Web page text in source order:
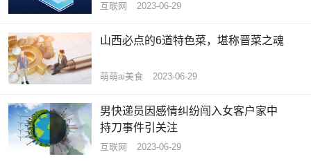
互联网 2023-06-29
山西必点的6道特色菜，堪称晋菜之魂
萌萌ai美食 2023-06-29
男快递员因感情纠纷闯入女客户家中
持刀事件引关注
互联网 2023-06-29